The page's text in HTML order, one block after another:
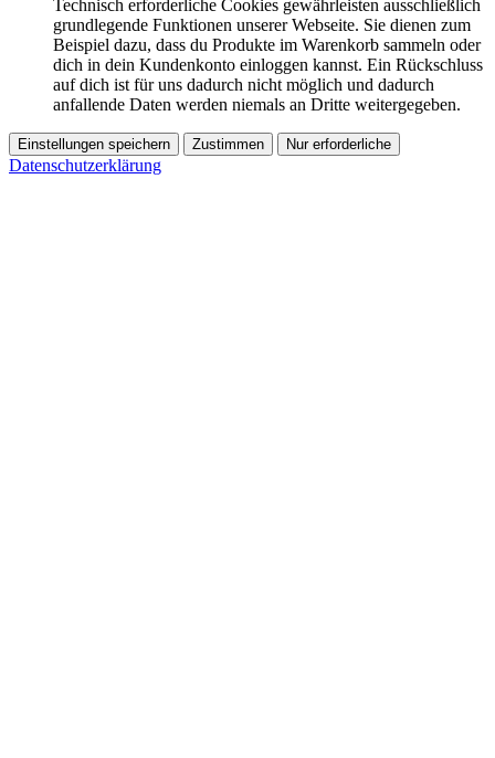
Technisch erforderliche Cookies gewährleisten ausschließlich
grundlegende Funktionen unserer Webseite. Sie dienen zum
Beispiel dazu, dass du Produkte im Warenkorb sammeln oder
dich in dein Kundenkonto einloggen kannst. Ein Rückschluss
auf dich ist für uns dadurch nicht möglich und dadurch
anfallende Daten werden niemals an Dritte weitergegeben.
Einstellungen speichern Zustimmen Nur erforderliche
Datenschutzerklärung